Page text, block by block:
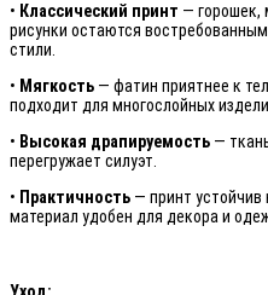
• Классический принт — горошек,
рисунки остаются
стили.
• Мягкость — фатин приятнее к
подходит для многослойных
• Высокая драпируемость —
перегружает силуэт.
• Практичность — принт устойчив
материал удобен для декора и